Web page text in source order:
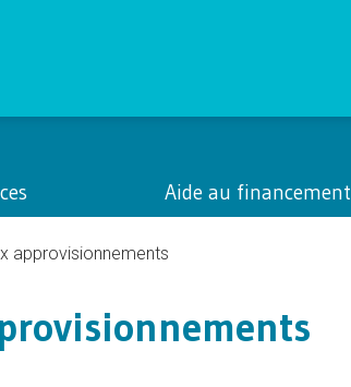
Aide au financement
approvisionnements